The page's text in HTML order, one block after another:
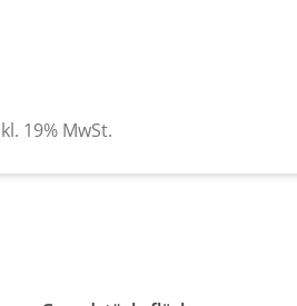
19% MwSt.